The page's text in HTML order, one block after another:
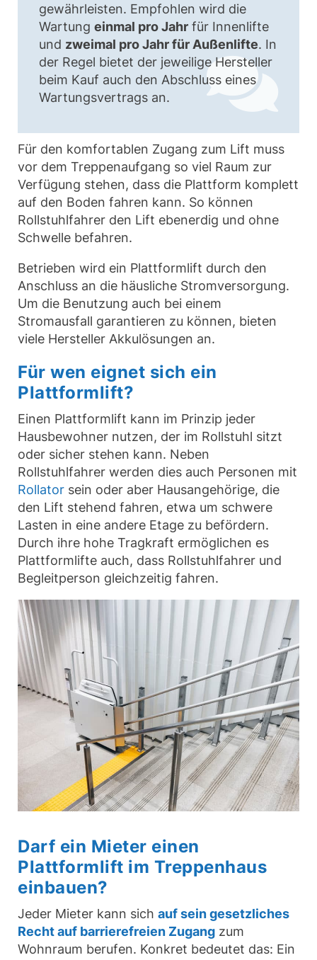
gewährleisten. Empfohlen wird die
Wartung einmal pro Jahr für Innenlifte
und zweimal pro Jahr für Außenlifte. In
der Regel bietet der jeweilige Hersteller
beim Kauf auch den Abschluss eines
Wartungsvertrags an.
Für den komfortablen Zugang zum Lift muss
vor dem Treppenaufgang so viel Raum zur
Verfügung stehen, dass die Plattform komplett
auf den Boden fahren kann. So können
Rollstuhlfahrer den Lift ebenerdig und ohne
Schwelle befahren.
Betrieben wird ein Plattformlift durch den
Anschluss an die häusliche Stromversorgung.
Um die Benutzung auch bei einem
Stromausfall garantieren zu können, bieten
viele Hersteller Akkulösungen an.
Für wen eignet sich ein
Plattformlift?
Einen Plattformlift kann im Prinzip jeder
Hausbewohner nutzen, der im Rollstuhl sitzt
oder sicher stehen kann. Neben
Rollstuhlfahrer werden dies auch Personen mit
Rollator sein oder aber Hausangehörige, die
den Lift stehend fahren, etwa um schwere
Lasten in eine andere Etage zu befördern.
Durch ihre hohe Tragkraft ermöglichen es
Plattformlifte auch, dass Rollstuhlfahrer und
Begleitperson gleichzeitig fahren.
Darf ein Mieter einen
Plattformlift im Treppenhaus
einbauen?
Jeder Mieter kann sich auf sein gesetzliches
Recht auf barrierefreien Zugang zum
Wohnraum berufen. Konkret bedeutet das: Ein